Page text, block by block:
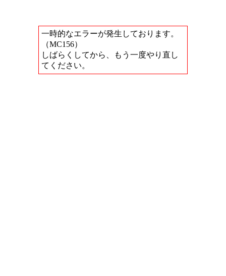
一時的なエラーが発生しております。
（MC156）
しばらくしてから、もう一度やり直し
てください。